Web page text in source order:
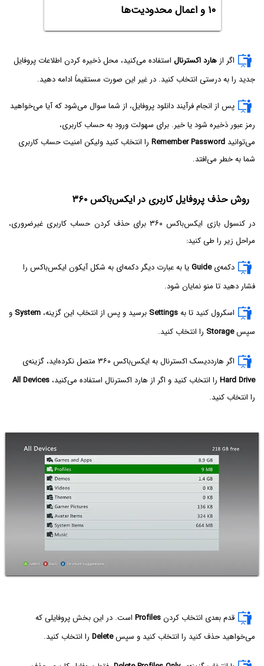
۱۰ و اعمال محدودیت‌ها
اگر ازهارد اکسترنال استفاده می‌کنید، محل ذخیره کردن اطلاعات پروفایل
جدید را به درستی انتخاب کنید. در غیر این صورت مستقیماً ادامه دهید.
پس از انجام فرآیند دانلود پروفایل، از شما سوال می‌شود که آیا می‌خواهید
رمز عبور ذخیره شود یا خیر. برای سهولت ورود به حساب کاربری،
می‌توانید Remember Password را انتخاب کنید ولیکن امنیت حساب کاربری
شما به خطر می‌افتد.
روش حذف پروفایل کاربری در ایکس‌باکس ۳۶۰
در کنسول بازی ایکس‌باکس ۳۶۰ برای حذف کردن حساب کاربری غیرضروری،
مراحل زیر را طی کنید:
دکمه‌یGuideیا به عبارت دیگر دکمه‌ای به شکل آیکون ایکس‌باکس را
فشار دهید تا منو نمایان شود.
اسکرول کنید تا بهSettings برسید و پس از انتخاب این گزینه، System و
سپسStorage را انتخاب کنید.
اگر هارددیسک اکسترنال به ایکس‌باکس ۳۶۰ متصل نکرده‌اید، گزینه‌ی
Hard Drive را انتخاب کنید و اگر از هارد اکسترنال استفاده می‌کنید، All Devices
را انتخاب کنید.
قدم بعدی انتخاب کردنProfiles است. در این بخش پروفایلی که
می‌خواهید حذف کنید را انتخاب کنید و سپسDelete را انتخاب کنید.